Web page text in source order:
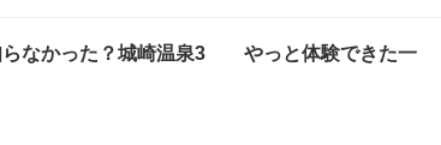
らなかった？城崎温泉3 やっと体験できた一